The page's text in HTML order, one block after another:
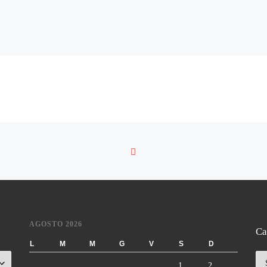
RITORNA ALLA LISTA
AGOSTO 2026
L M M G V S D
1 2